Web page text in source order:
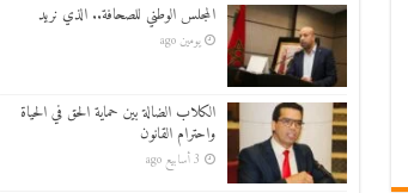
المجلس الوطني للصحافة.. الذي نريد
يومين ago
الكلاب الضالة بين حماية الحق في الحياة
واحترام القانون
3 أسابيع ago